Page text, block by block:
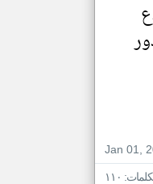
من دور
Jan 01,
١١٠